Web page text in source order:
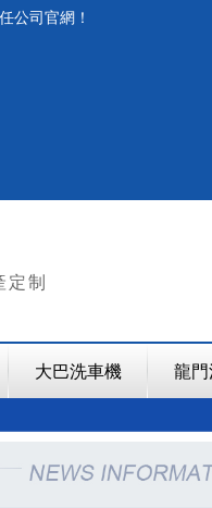
公司官網！
定制
大巴洗車機 龍